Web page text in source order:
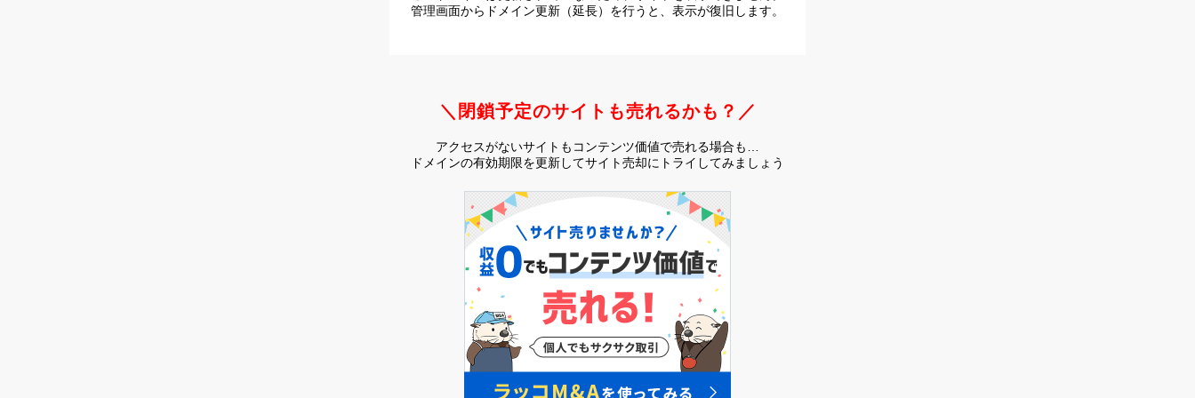
管理画面からドメイン更新（延長）を行うと、 表示が復旧します。
＼閉鎖予定のサイトも売れるかも？／
アクセスがないサイトもコンテンツ価値で売れる場合も…
ドメインの有効期限を更新してサイト売却にトライしてみましょう